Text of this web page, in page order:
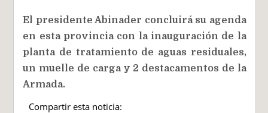
El presidente Abinader concluirá su agenda
en esta provincia con la inauguración de la
planta de tratamiento de aguas residuales,
un muelle de carga y 2 destacamentos de la
Armada.
Compartir esta noticia: